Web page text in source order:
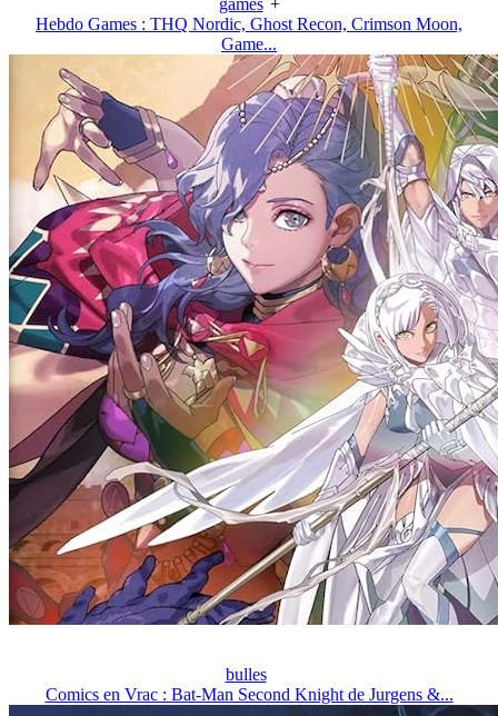
Hebdo Games : THQ Nordic, Ghost Recon, Crimson Moon,
Game...
bulles
Comics en Vrac : Bat-Man Second Knight de Jurgens &...